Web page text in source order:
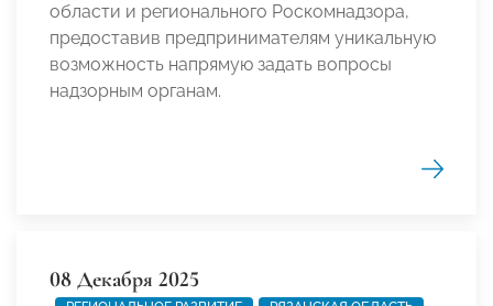
области и регионального Роскомнадзора,
предоставив предпринимателям уникальную
возможность напрямую задать вопросы
надзорным органам.
08 Декабря 2025